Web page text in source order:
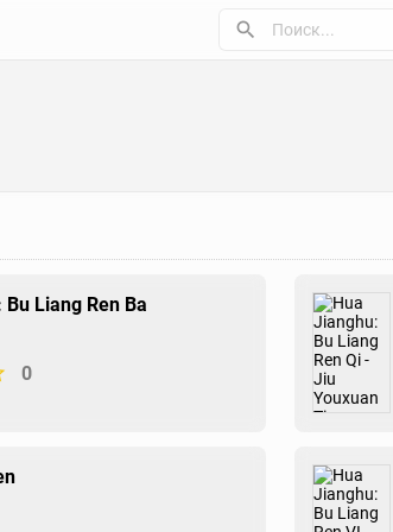
Liang Ren Ba
0